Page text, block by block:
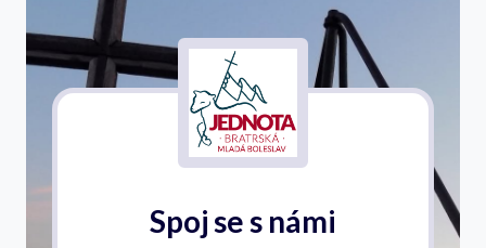
Spoj se s námi